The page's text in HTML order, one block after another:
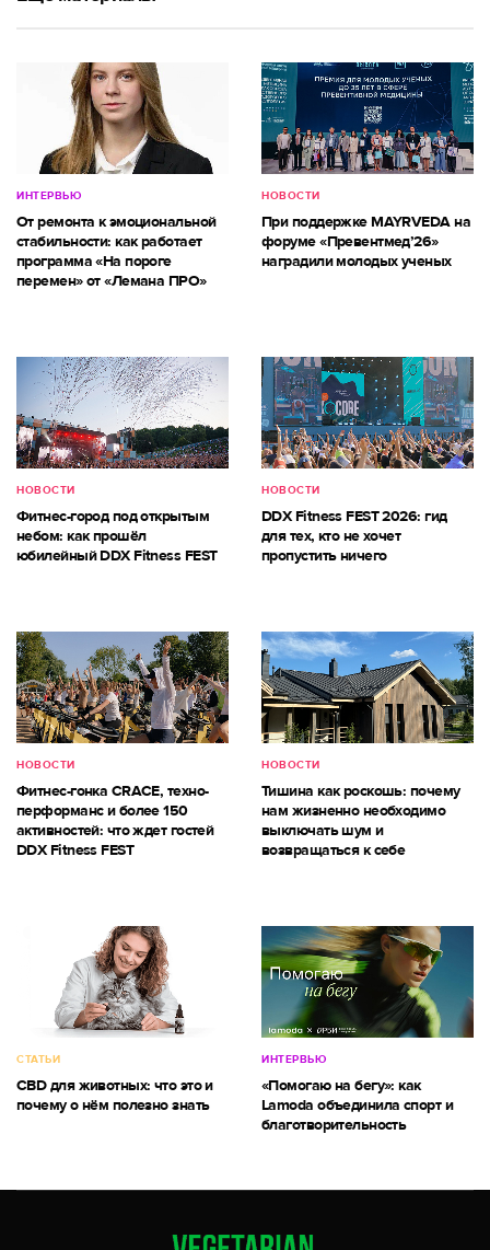
ИНТЕРВЬЮ
От ремонта к эмоциональной
стабильности: как работает
программа «На пороге
перемен» от «Лемана ПРО»
НОВОСТИ
При поддержке MAYRVEDA на
форуме «Превентмед’26»
наградили молодых ученых
НОВОСТИ
Фитнес-город под открытым
небом: как прошёл
юбилейный DDX Fitness FEST
НОВОСТИ
DDX Fitness FEST 2026: гид
для тех, кто не хочет
пропустить ничего
НОВОСТИ
Фитнес-гонка CRACE, техно-
перформанс и более 150
активностей: что ждет гостей
DDX Fitness FEST
НОВОСТИ
Тишина как роскошь: почему
нам жизненно необходимо
выключать шум и
возвращаться к себе
СТАТЬИ
CBD для животных: что это и
почему о нём полезно знать
ИНТЕРВЬЮ
«Помогаю на бегу»: как
Lamoda объединила спорт и
благотворительность